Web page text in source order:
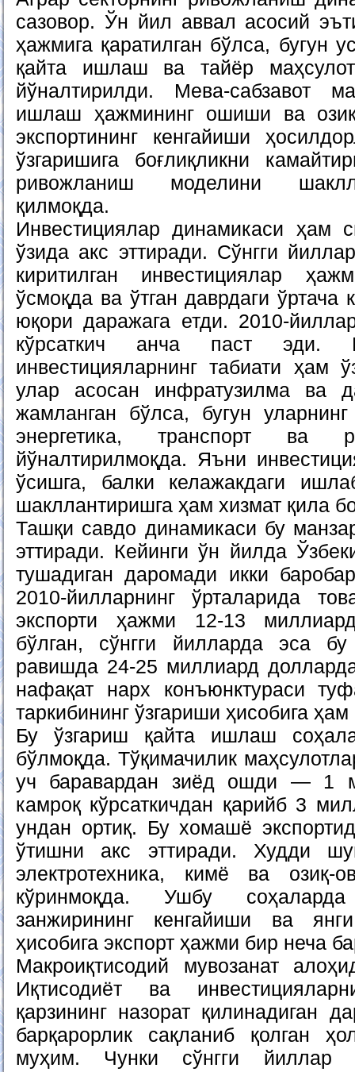
сазовор. Ўн йил аввал асосий
ҳажмига қаратилган бўлса, бугун
қайта ишлаш ва тайёр
йўналтирилди. Мева-сабзавот
ишлаш ҳажмининг ошиши ва озиқ-
экспортининг кенгайиши
ўзгаришига боғлиқликни
ривожланиш моделини
қилмоқда.
Инвестициялар динамикаси ҳам
ўзида акс эттиради. Сўнгги
киритилган инвестициялар
ўсмоқда ва ўтган даврдаги ўртача
юқори даражага етди. 2010-
кўрсаткич анча паст эди.
инвестицияларнинг табиати ҳам
улар асосан инфратузилма ва
жамланган бўлса, бугун
энергетика, транспорт ва
йўналтирилмоқда. Яъни
ўсишга, балки келажакдаги
шакллантиришга ҳам хизмат қила
Ташқи савдо динамикаси бу
эттиради. Кейинги ўн йилда
тушадиган даромади икки
2010-йилларнинг ўрталарида
экспорти ҳажми 12-13
бўлган, сўнгги йилларда эса бу
равишда 24-25 миллиард
нафақат нарх конъюнктураси
таркибининг ўзгариши ҳисобига
Бу ўзгариш қайта ишлаш
бўлмоқда. Тўқимачилик
уч баравардан зиёд ошди — 1
камроқ кўрсаткичдан қарийб 3
ундан ортиқ. Бу хомашё
ўтишни акс эттиради. Худди
электротехника, кимё ва озиқ-
кўринмоқда. Ушбу
занжирининг кенгайиши ва
ҳисобига экспорт ҳажми бир неча
Макроиқтисодий мувозанат
Иқтисодиёт ва
қарзининг назорат қилинадиган
барқарорлик сақланиб қолган
муҳим. Чунки сўнгги йиллар